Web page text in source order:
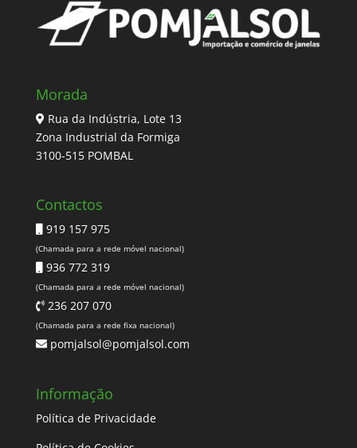
Morada
Rua da Indústria, Lote 13
Zona Industrial da Formiga
3100-515 POMBAL
Contactos
919 157 975
(Chamada para a rede móvel nacional)
936 772 319
(Chamada para a rede móvel nacional)
236 207 070
(Chamada para a rede fixa nacional)
pomjalsol@pomjalsol.com
Informação
Política de Privacidade